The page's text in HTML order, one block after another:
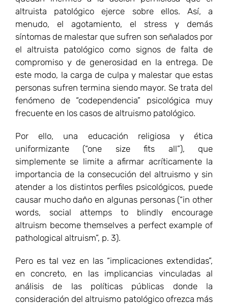
Por ello, una educación religiosa y ética
uniformizante (“one size fits all”), que
simplemente se limite a afirmar acríticamente la
importancia de la consecución del altruismo y sin
atender a los distintos perfiles psicológicos, puede
causar mucho daño en algunas personas (“in other
words, social attemps to blindly encourage
altruism become themselves a perfect example of
pathological altruism”, p. 3).
Pero es tal vez en las “implicaciones extendidas”,
en concreto, en las implicancias vinculadas al
análisis de las políticas públicas donde la
consideración del altruismo patológico ofrezca más
virtualidades. De algún modo Oakley viene a
ofrecer un marco de comprensión psicológico-
social para la distinción, que hiciera célebre Bastiat
aplicándola al análisis económico, entre “lo que se
ve” y “lo que no se ve” (falacia de la ventana rota).
No obstante, en el análisis moral me parece que
esta tensión es mucho más compleja y sutil. En
efecto, según dónde se ubique la perspectiva del
agente que actúa, lo que se ve y lo que no se ve
puede diferir. A primera vista, para el observador